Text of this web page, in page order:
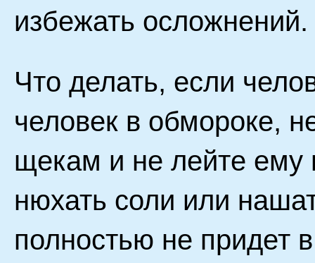
избежать осложнений.
Что делать, если
человек в обмороке,
щекам и не лейте ему
нюхать соли или
полностью не придет